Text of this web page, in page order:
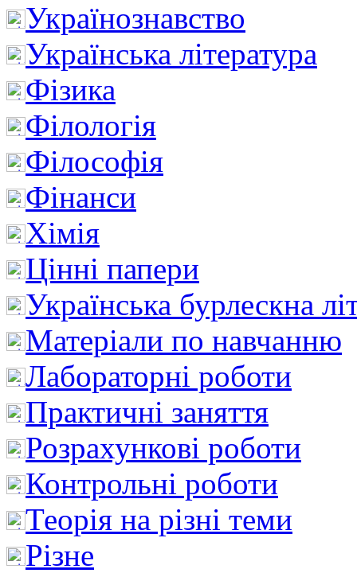
Українознавство
Українська література
Фізика
Філологія
Філософія
Фінанси
Хімія
Цінні папери
Українська бурлескна
Матеріали по навчанню
Лабораторні роботи
Практичні заняття
Розрахункові роботи
Контрольні роботи
Теорія на різні теми
Різне